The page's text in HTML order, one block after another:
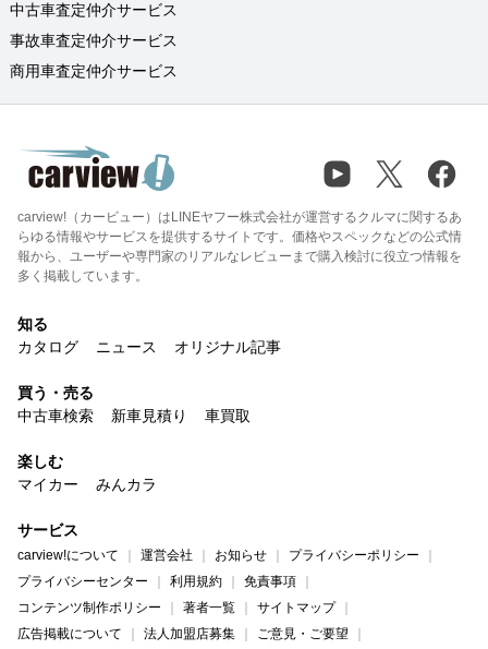
中古車査定仲介サービス
事故車査定仲介サービス
商用車査定仲介サービス
carview!（カービュー）はLINEヤフー株式会社が運営するクルマに関するあ
らゆる情報やサービスを提供するサイトです。価格やスペックなどの公式情
報から、ユーザーや専門家のリアルなレビューまで購入検討に役立つ情報を
多く掲載しています。
知る
カタログ
ニュース オリジナル記事
買う・売る
中古車検索
新車見積り 車買取
楽しむ
マイカー
みんカラ
サービス
carview!について 運営会社 お知らせ
プライバシーポリシー
プライバシーセンター
利用規約
免責事項
コンテンツ制作ポリシー
著者一覧
サイトマップ
広告掲載について
法人加盟店募集 ご意見・ご要望